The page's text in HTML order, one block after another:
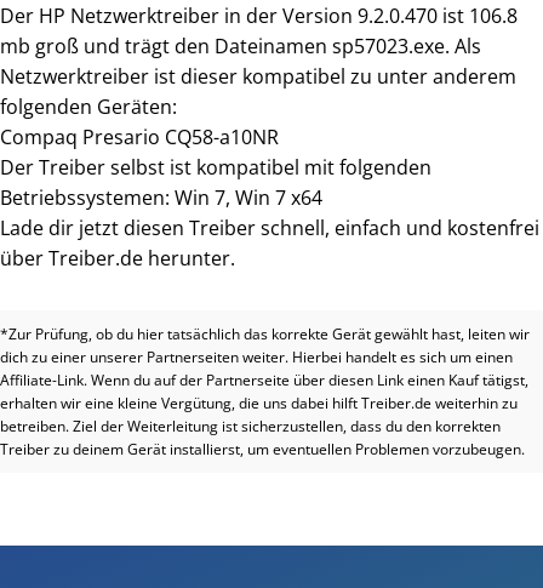
Der HP Netzwerktreiber in der Version 9.2.0.470 ist 106.8
mb groß und trägt den Dateinamen sp57023.exe. Als
Netzwerktreiber ist dieser kompatibel zu unter anderem
folgenden Geräten:
Compaq Presario CQ58-a10NR
Der Treiber selbst ist kompatibel mit folgenden
Betriebssystemen: Win 7, Win 7 x64
Lade dir jetzt diesen Treiber schnell, einfach und kostenfrei
über Treiber.de herunter.
*Zur Prüfung, ob du hier tatsächlich das korrekte Gerät gewählt hast, leiten wir
dich zu einer unserer Partnerseiten weiter. Hierbei handelt es sich um einen
Affiliate-Link. Wenn du auf der Partnerseite über diesen Link einen Kauf tätigst,
erhalten wir eine kleine Vergütung, die uns dabei hilft Treiber.de weiterhin zu
betreiben. Ziel der Weiterleitung ist sicherzustellen, dass du den korrekten
Treiber zu deinem Gerät installierst, um eventuellen Problemen vorzubeugen.